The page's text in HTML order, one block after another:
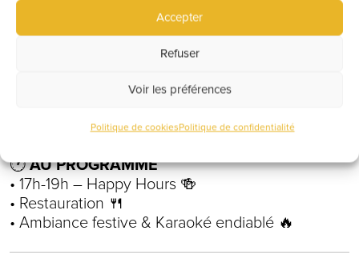
Accepter
Refuser
Voir les préférences
Politique de cookiesPolitique de confidentialité
Prenez le micro, libérez l’artiste qui est en vous,
ou profitez simplement d’un moment festif entre
amis dans une ambiance décontractée et
🕐AU PROGRAMME
• 17h-19h – Happy Hours 🍻
• Restauration 🍴
• Ambiance festive & Karaoké endiablé 🔥